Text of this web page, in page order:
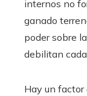
internos no
ganado
poder sobre
debilitan
Hay un